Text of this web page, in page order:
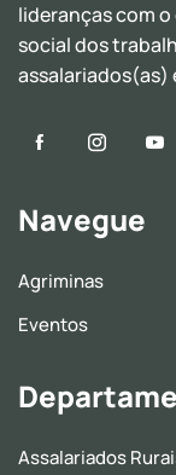
lideranças com
social dos
assalariados(as)
Navegue
Agriminas
Eventos
Assalariados